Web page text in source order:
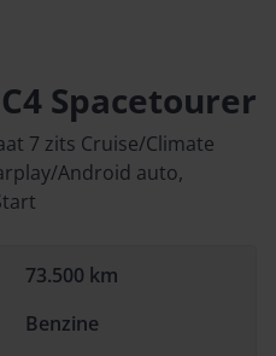
Spacetourer
7 zits Cruise/Climate
Android auto,
73.500 km
Benzine